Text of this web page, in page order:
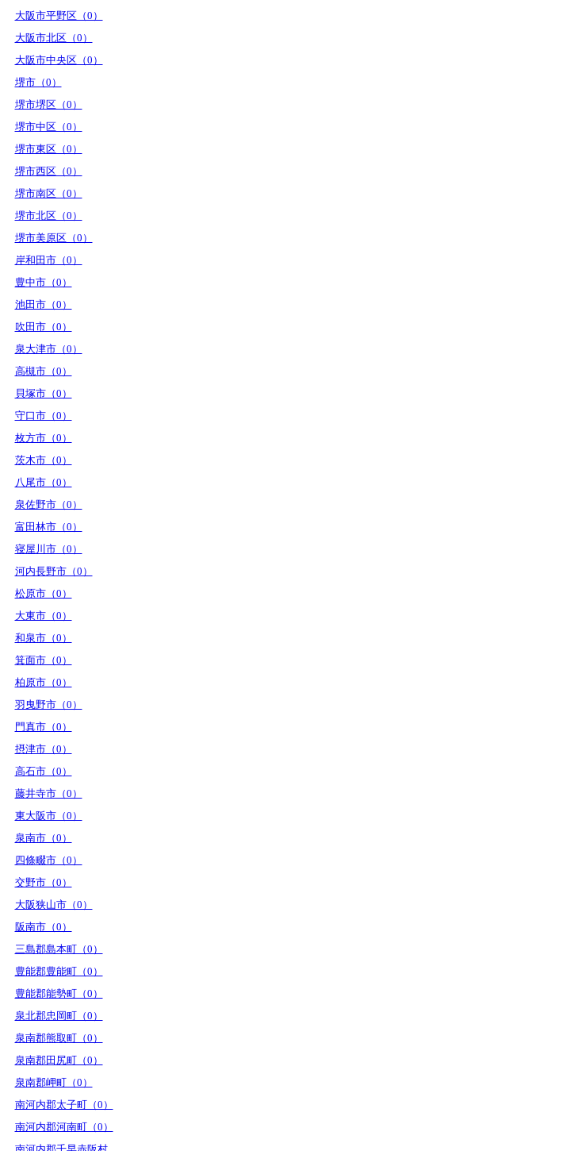
大阪市平野区（0）
大阪市北区（0）
大阪市中央区（0）
堺市（0）
堺市堺区（0）
堺市中区（0）
堺市東区（0）
堺市西区（0）
堺市南区（0）
堺市北区（0）
堺市美原区（0）
岸和田市（0）
豊中市（0）
池田市（0）
吹田市（0）
泉大津市（0）
高槻市（0）
貝塚市（0）
守口市（0）
枚方市（0）
茨木市（0）
八尾市（0）
泉佐野市（0）
富田林市（0）
寝屋川市（0）
河内長野市（0）
松原市（0）
大東市（0）
和泉市（0）
箕面市（0）
柏原市（0）
羽曳野市（0）
門真市（0）
摂津市（0）
高石市（0）
藤井寺市（0）
東大阪市（0）
泉南市（0）
四條畷市（0）
交野市（0）
大阪狭山市（0）
阪南市（0）
三島郡島本町（0）
豊能郡豊能町（0）
豊能郡能勢町（0）
泉北郡忠岡町（0）
泉南郡熊取町（0）
泉南郡田尻町（0）
泉南郡岬町（0）
南河内郡太子町（0）
南河内郡河南町（0）